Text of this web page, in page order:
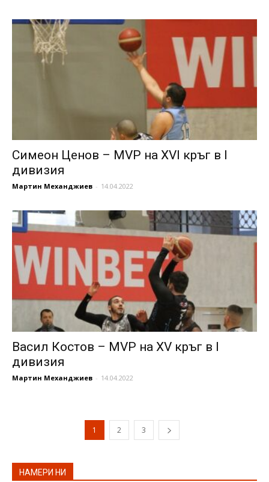
Симеон Ценов – MVP на XVI кръг в I
дивизия
Мартин Механджиев - 14.04.2022
Васил Костов – MVP на XV кръг в I
дивизия
Мартин Механджиев - 14.04.2022
1 2 3
НАМЕРИ НИ